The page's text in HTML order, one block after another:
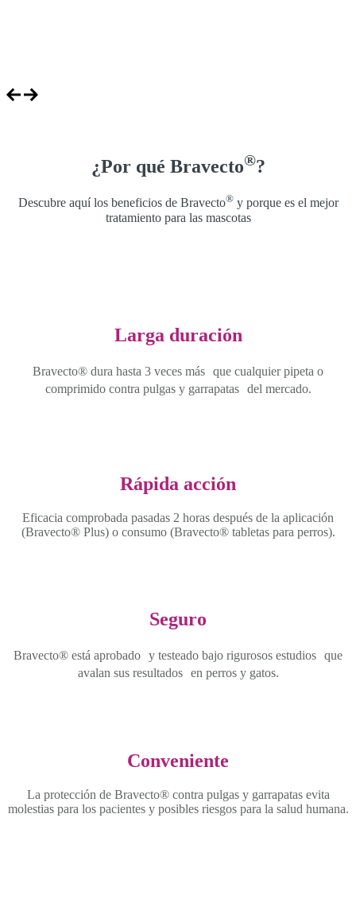
¿Por qué Bravecto®?
Descubre aquí los beneficios de Bravecto®y porque es el mejor
tratamiento para las mascotas
Larga duración
Bravecto® dura hasta 3 veces más que cualquier pipeta o
comprimido contra pulgas y garrapatas del mercado.
Rápida acción
Eficacia comprobada pasadas 2 horas después de la aplicación
(Bravecto® Plus) o consumo (Bravecto® tabletas para perros).
Seguro
Bravecto® está aprobado y testeado bajo rigurosos estudios que
avalan sus resultados en perros y gatos.
Conveniente
La protección de Bravecto® contra pulgas y garrapatas evita
molestias para los pacientes y posibles riesgos para la salud humana.